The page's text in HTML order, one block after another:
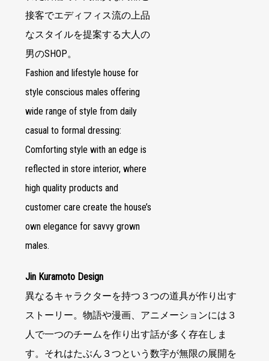
接客でエディフィス流の上品
なスタイルを提案する大人の
男のSHOP。
Fashion and lifestyle house for
style conscious males offering
wide range of style from daily
casual to formal dressing:
Comforting style with an edge is
reflected in store interior, where
high quality products and
customer care create the house’s
own elegance for savvy grown
males.
Jin Kuramoto Design
異なるキャラクターを持つ３つの道具が作り出す
ストーリー。物語や漫画、アニメーションには３
人で一つのチームを作り出す話が多く存在しま
す。それはたぶん３つという数字が無限の展開を